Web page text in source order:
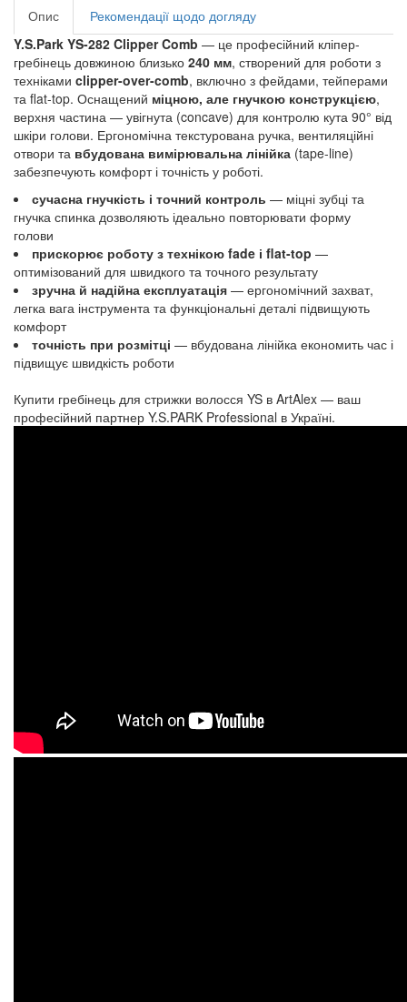
Опис
Рекомендації щодо догляду
Y.S.Park YS-282 Clipper Comb — це професійний кліпер-
гребінець довжиною близько 240 мм, створений для роботи з
техніками clipper-over-comb, включно з фейдами, тейперами
та flat-top. Оснащений міцною, але гнучкою конструкцією,
верхня частина — увігнута (concave) для контролю кута 90° від
шкіри голови. Ергономічна текстурована ручка, вентиляційні
отвори та вбудована вимірювальна лінійка (tape-line)
забезпечують комфорт і точність у роботі.
сучасна гнучкість і точний контроль — міцні зубці та
гнучка спинка дозволяють ідеально повторювати форму
голови
прискорює роботу з технікою fade і flat-top —
оптимізований для швидкого та точного результату
зручна й надійна експлуатація — ергономічний захват,
легка вага інструмента та функціональні деталі підвищують
комфорт
точність при розмітці — вбудована лінійка економить час і
підвищує швидкість роботи
Купити гребінець для стрижки волосся YS в ArtAlex — ваш
професійний партнер Y.S.PARK Professional в Україні.